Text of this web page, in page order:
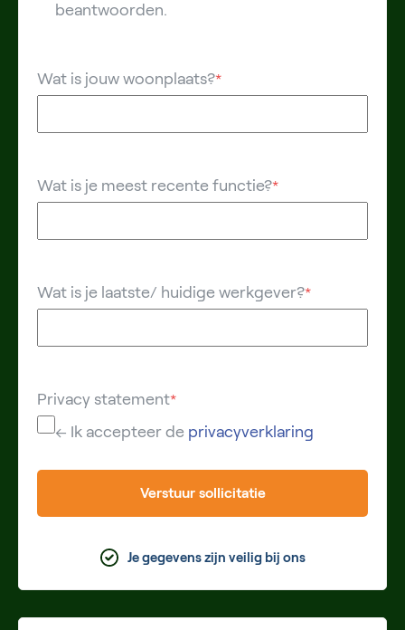
beantwoorden.
Wat is jouw woonplaats?*
Wat is je meest recente functie?*
Wat is je laatste/ huidige werkgever?*
Privacy statement*
← Ik accepteer de privacyverklaring
Verstuur sollicitatie
Je gegevens zijn veilig bij ons